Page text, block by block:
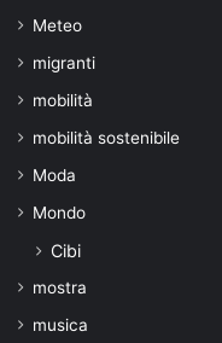
Meteo
migranti
mobilità
mobilità sostenibile
Moda
Mondo
Cibi
mostra
musica